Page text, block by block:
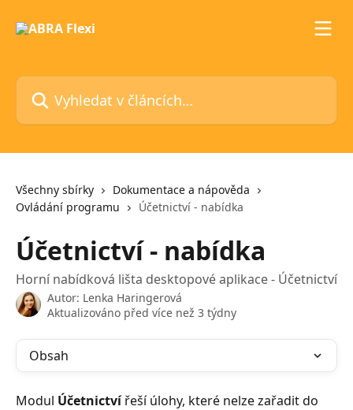
Vyhledat v článcích…
Všechny sbírky
Dokumentace a nápověda
Ovládání programu
Účetnictví - nabídka
Účetnictví - nabídka
Horní nabídková lišta desktopové aplikace - Účetnictví
Autor: Lenka Haringerová
Aktualizováno před více než 3 týdny
Obsah
Modul Účetnictví řeší úlohy, které nelze zařadit do